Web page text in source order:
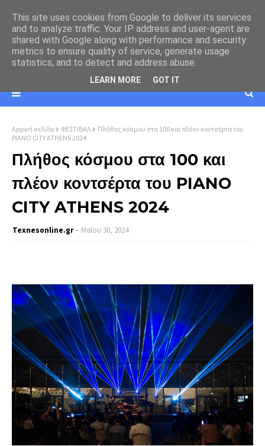
Αρχική σελίδα ΦΕΣΤΙΒΑΛ
Πλήθος κόσμου στα 100 και πλέον κοντσέρτα του
PIANO CITY ATHENS 2024
Πλήθος κόσμου στα 100 και
πλέον κοντσέρτα του PIANO
CITY ATHENS 2024
Texnesοnline.gr Μαΐου 30, 2024
This site uses cookies from Google to deliver its services
and to analyze traffic. Your IP address and user-agent are
shared with Google along with performance and security
metrics to ensure quality of service, generate usage
statistics, and to detect and address abuse.
LEARN MORE GOT IT